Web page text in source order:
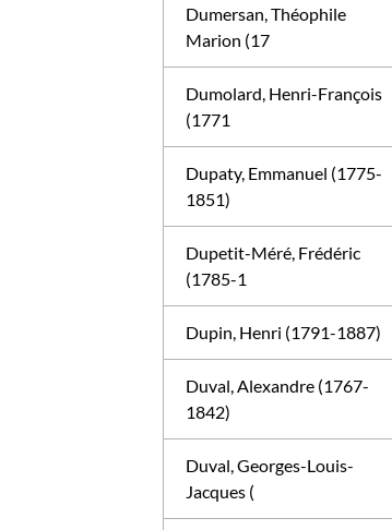
Dumersan, Théophile
Marion (17
Dumolard, Henri-François
(1771
Dupaty, Emmanuel (1775-
1851)
Dupetit-Méré, Frédéric
(1785-1
Dupin, Henri (1791-1887)
Duval, Alexandre (1767-
1842)
Duval, Georges-Louis-
Jacques (